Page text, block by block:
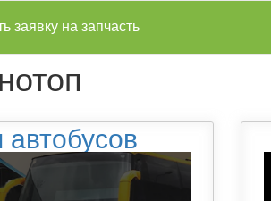
заявку на запчасть